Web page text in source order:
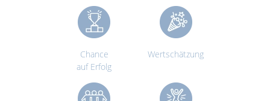
Chance
auf Erfolg
Wertschätzung